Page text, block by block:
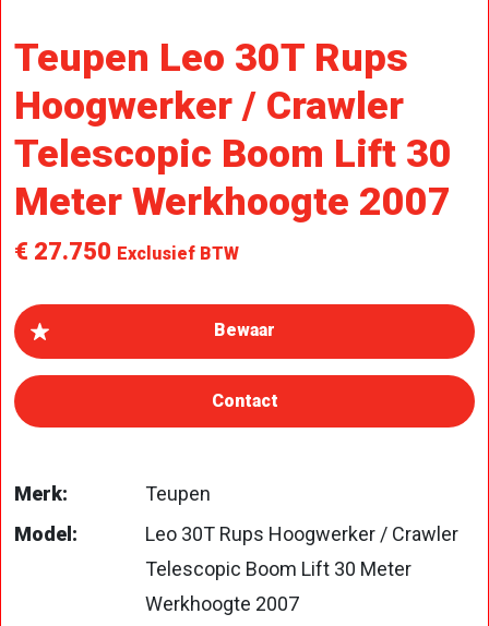
Teupen Leo 30T Rups
Hoogwerker / Crawler
Telescopic Boom Lift 30
Meter Werkhoogte 2007
€ 27.750 Exclusief BTW
Contact
Merk:
Teupen
Model:
Leo 30T Rups Hoogwerker / Crawler
Telescopic Boom Lift 30 Meter
Werkhoogte 2007